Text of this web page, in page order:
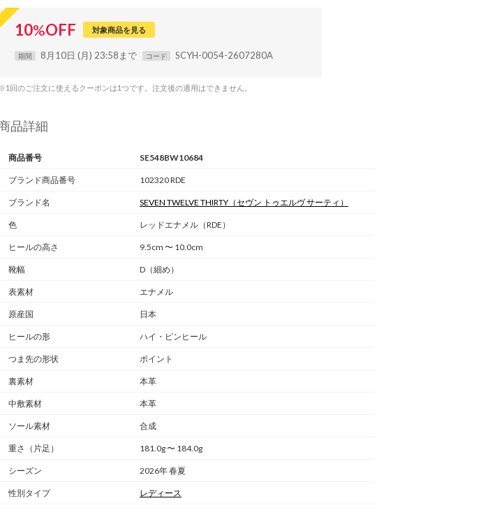
10%OFF 対象商品を見る
期間 8月10日 (月) 23:58まで コード SCYH-0054-2607280A
回のご注文に使えるクーポンは1つです。注文後の適用はできません。
品詳細
商品番号 SE548BW10684
ブランド商品番号 102320 RDE
ブランド名 SEVEN TWELVE THIRTY （セヴン トゥエルヴ サーティ）
色 レッドエナメル（RDE）
ヒールの高さ 9.5cm 〜 10.0cm
靴幅 D（細め）
表素材 エナメル
原産国 日本
ヒールの形 ハイ・ピンヒール
つま先の形状 ポイント
裏素材 本革
中敷素材 本革
ソール素材 合成
重さ （片足） 181.0g 〜 184.0g
シーズン 2026年 春夏
性別タイプ レディース